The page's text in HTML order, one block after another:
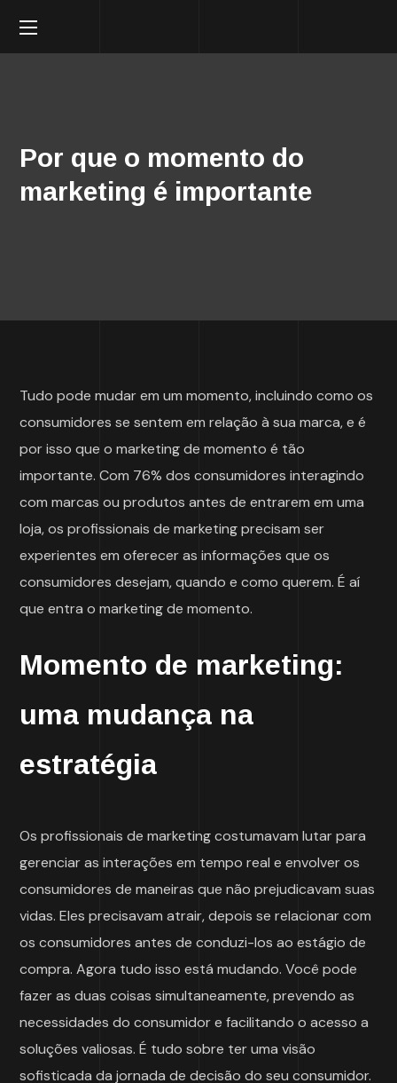
Por que o momento do
marketing é importante
Tudo pode mudar em um momento, incluindo como os
consumidores se sentem em relação à sua marca, e é
por isso que o marketing de momento é tão
importante. Com 76% dos consumidores interagindo
com marcas ou produtos antes de entrarem em uma
loja, os profissionais de marketing precisam ser
experientes em oferecer as informações que os
consumidores desejam, quando e como querem. É aí
que entra o marketing de momento.
Momento de marketing:
uma mudança na
estratégia
Os profissionais de marketing costumavam lutar para
gerenciar as interações em tempo real e envolver os
consumidores de maneiras que não prejudicavam suas
vidas. Eles precisavam atrair, depois se relacionar com
os consumidores antes de conduzi-los ao estágio de
compra. Agora tudo isso está mudando. Você pode
fazer as duas coisas simultaneamente, prevendo as
necessidades do consumidor e facilitando o acesso a
soluções valiosas. É tudo sobre ter uma visão
sofisticada da jornada de decisão do seu consumidor.